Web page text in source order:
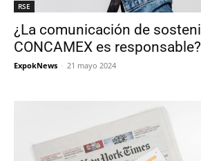
RSE
¿La comunicación de
CONCAMEX es responsable?
ExpokNews - 21 mayo 2024